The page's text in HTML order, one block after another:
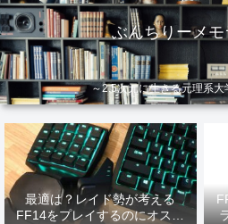
ぶんちりーメ
～2.5次元に生きる元理系大
最適は？レイド勢が考える
FF14をプレイするのにオスス